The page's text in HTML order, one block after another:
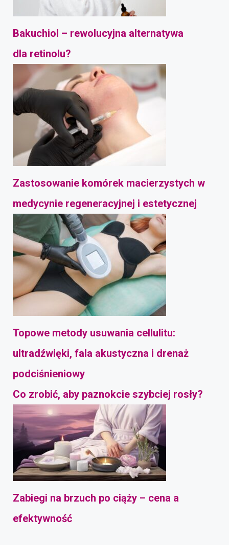
Bakuchiol – rewolucyjna alternatywa
dla retinolu?
Zastosowanie komórek macierzystych w
medycynie regeneracyjnej i estetycznej
Topowe metody usuwania cellulitu:
ultradźwięki, fala akustyczna i drenaż
podciśnieniowy
Co zrobić, aby paznokcie szybciej rosły?
Zabiegi na brzuch po ciąży – cena a
efektywność